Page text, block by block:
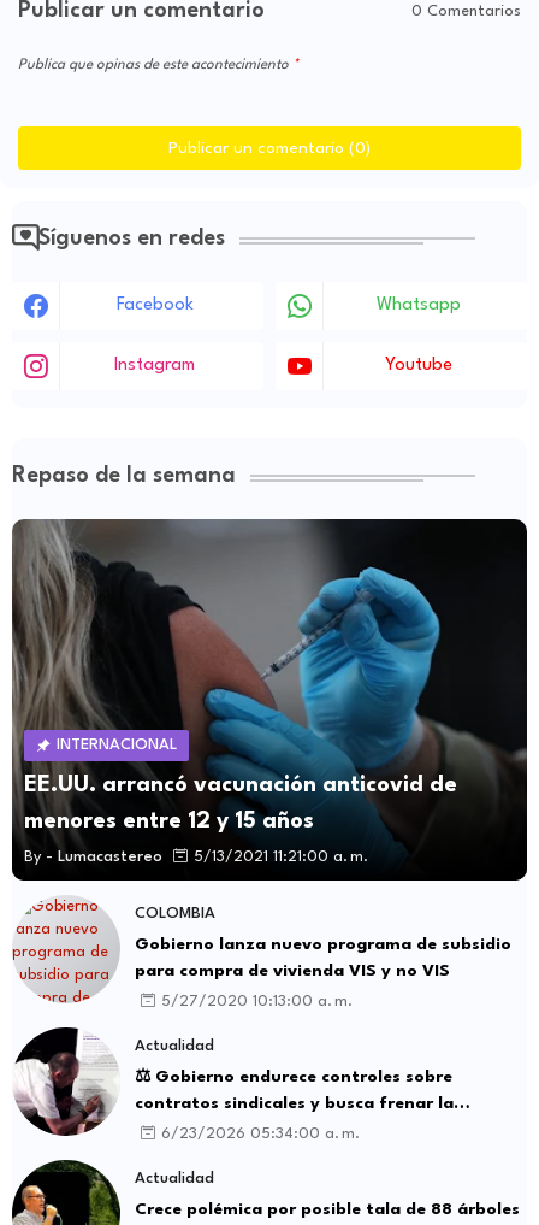
Publicar un comentario 0 Comentarios
Publica que opinas de este acontecimiento
Publicar un comentario (0)
Síguenos en redes
Facebook Whatsapp
Instagram Youtube
Repaso de la semana
INTERNACIONAL
EE.UU. arrancó vacunación anticovid de
menores entre 12 y 15 años
By - Lumacastereo 5/13/2021 11:21:00 a. m.
COLOMBIA
Gobierno lanza nuevo programa de subsidio
para compra de vivienda VIS y no VIS
5/27/2020 10:13:00 a. m.
Actualidad
⚖️ Gobierno endurece controles sobre
contratos sindicales y busca frenar la
intermediación laboral ilegal
6/23/2026 05:34:00 a. m.
Actualidad
Crece polémica por posible tala de 88 árboles